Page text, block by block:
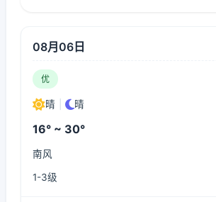
08月06日
优
晴 晴
16° ~ 30°
南风
1-3级